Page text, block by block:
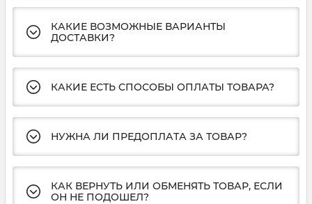
КАКИЕ ВОЗМОЖНЫЕ ВАРИАНТЫ
ДОСТАВКИ?
КАКИЕ ЕСТЬ СПОСОБЫ ОПЛАТЫ ТОВАРА?
НУЖНА ЛИ ПРЕДОПЛАТА ЗА ТОВАР?
КАК ВЕРНУТЬ ИЛИ ОБМЕНЯТЬ ТОВАР, ЕСЛИ
ОН НЕ ПОДОШЕЛ?